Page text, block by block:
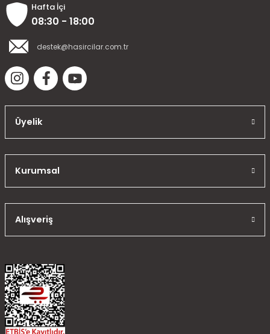
Hafta İçi
08:30 - 18:00
destek@hasircilar.com.tr
Üyelik
Kurumsal
Alışveriş